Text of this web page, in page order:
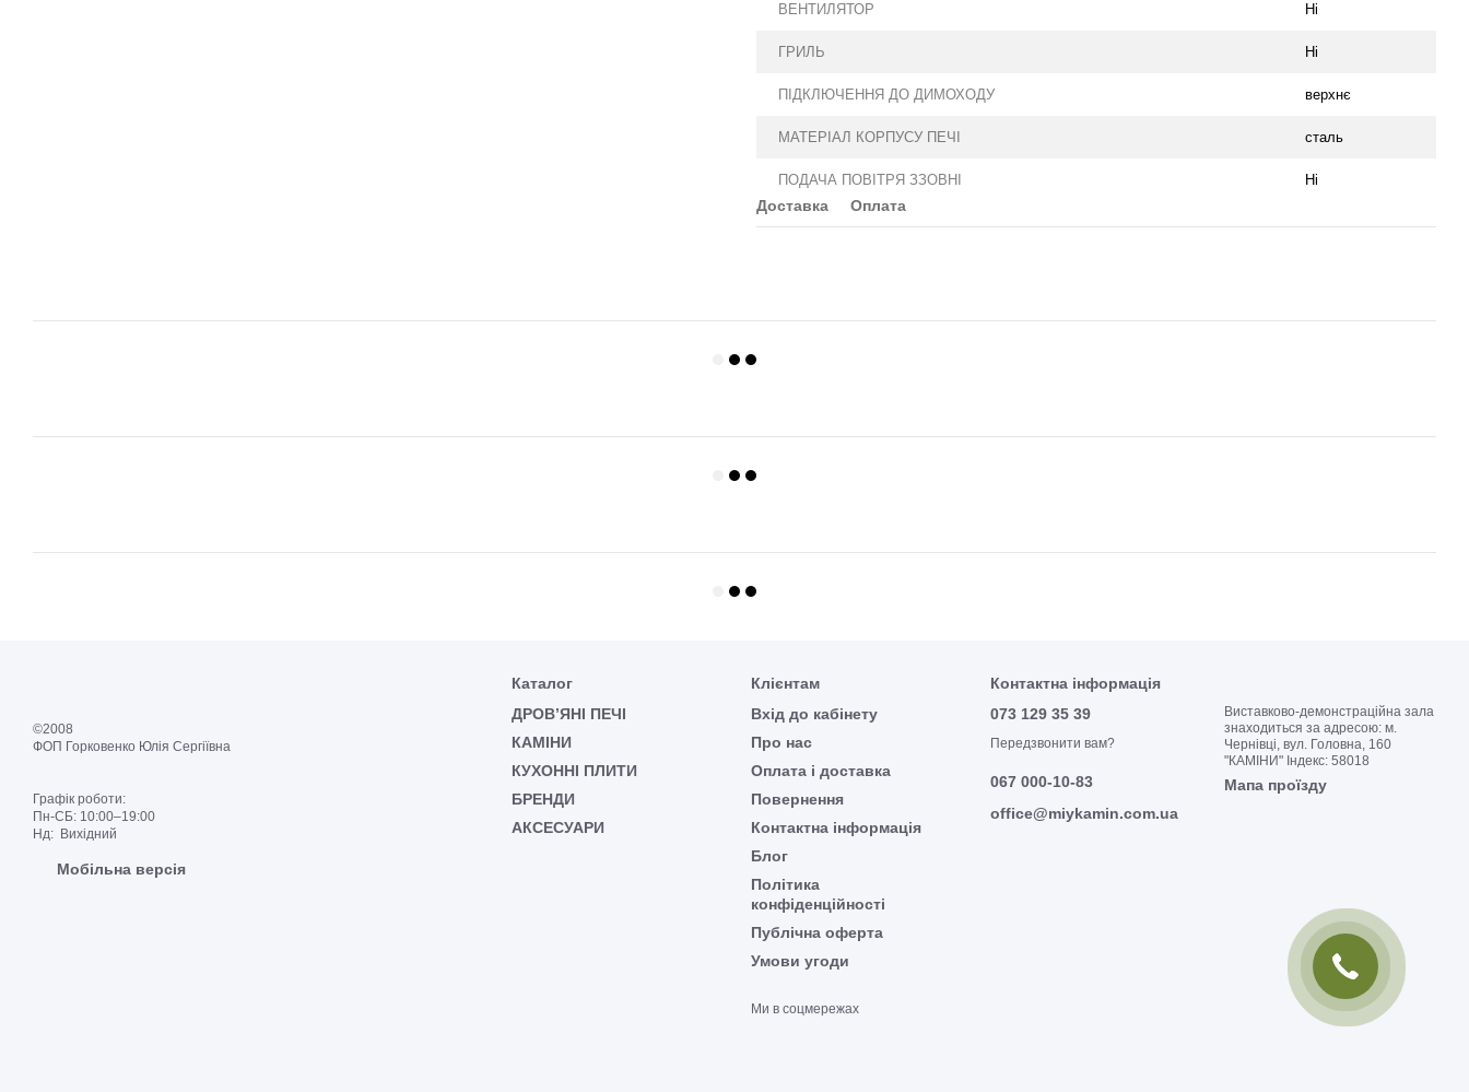
ВЕНТИЛЯТОР Ні
ГРИЛЬ Ні
ПІДКЛЮЧЕННЯ ДО ДИМОХОДУ верхнє
МАТЕРІАЛ КОРПУСУ ПЕЧІ сталь
ПОДАЧА ПОВІТРЯ ЗЗОВНІ Ні
Доставка Оплата
©2008
ФОП Горковенко Юлія Сергіївна
Графік роботи:
Пн-СБ: 10:00–19:00
Нд: Вихідний
Мобільна версія
Каталог
ДРОВ’ЯНІ ПЕЧІ
КАМІНИ
КУХОННІ ПЛИТИ
БРЕНДИ
АКСЕСУАРИ
Клієнтам
Вхід до кабінету
Про нас
Оплата і доставка
Повернення
Контактна інформація
Блог
Політика
конфіденційності
Публічна оферта
Умови угоди
Ми в соцмережах
Контактна інформація
073 129 35 39
Передзвонити вам?
067 000-10-83
office@miykamin.com.ua
Виставково-демонстраційна зала
знаходиться за адресою: м.
Чернівці, вул. Головна, 160
"КАМІНИ" Індекс: 58018
Мапа проїзду